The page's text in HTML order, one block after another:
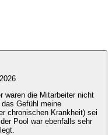
waren die Mitarbeiter nicht
Gefühl meine
chronischen Krankheit) sei
Pool war ebenfalls sehr